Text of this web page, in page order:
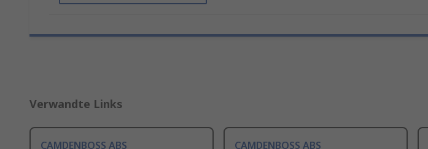
Verwandte Links
CAMDENBOSS ABS
CAMDENBOSS ABS